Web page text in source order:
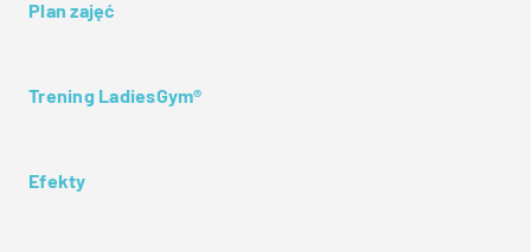
Plan zajęć
Trening LadiesGym®
Efekty